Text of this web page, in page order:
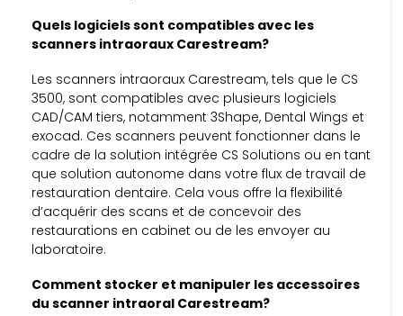
Quels logiciels sont compatibles avec les
scanners intraoraux Carestream?
Les scanners intraoraux Carestream, tels que le CS
3500, sont compatibles avec plusieurs logiciels
CAD/CAM tiers, notamment 3Shape, Dental Wings et
exocad. Ces scanners peuvent fonctionner dans le
cadre de la solution intégrée CS Solutions ou en tant
que solution autonome dans votre flux de travail de
restauration dentaire. Cela vous offre la flexibilité
d’acquérir des scans et de concevoir des
restaurations en cabinet ou de les envoyer au
laboratoire.
Comment stocker et manipuler les accessoires
du scanner intraoral Carestream?